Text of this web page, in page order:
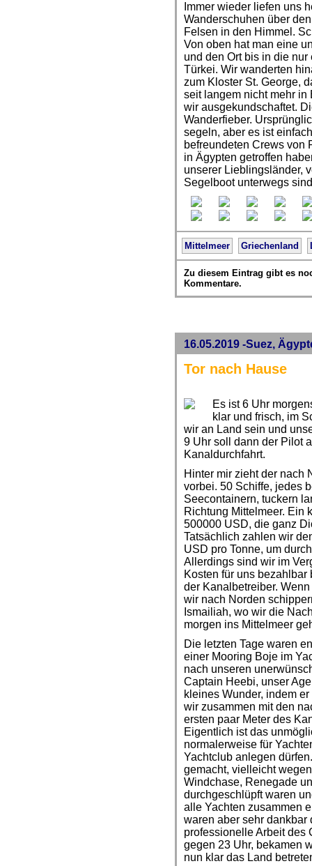
Immer wieder liefen uns
Wanderschuhen über
Felsen in den Himmel.
Von oben hat man eine
und den Ort bis in die
Türkei. Wir wanderten
zum Kloster St. George,
seit langem nicht mehr in
wir ausgekundschaftet.
Wanderfieber.
segeln, aber es ist
befreundeten Crews von
in Ägypten getroffen
unserer Lieblingsländer,
Segelboot unterwegs
Mittelmeer Griechenland
Zu diesem Eintrag gibt es
Kommentare.
16.05.2019 -Suez,
Tor nach Hause
Es ist 6 Uhr
klar und frisch, im
wir an Land sein und
9 Uhr soll dann der Pilot
Kanaldurchfahrt.
Hinter mir zieht der nach
vorbei. 50 Schiffe, jedes
Seecontainern, tuckern
Richtung Mittelmeer. Ein
500000 USD, die ganz
Tatsächlich zahlen wir
USD pro Tonne, um
Allerdings sind wir im
Kosten für uns
der Kanalbetreiber.
wir nach Norden
Ismailiah, wo wir die
morgen ins Mittelmeer
Die letzten Tage waren
einer Mooring Boje im
nach unseren
Captain Heebi, unser
kleines Wunder, indem
wir zusammen mit den
ersten paar Meter des
Eigentlich ist das
normalerweise für
Yachtclub anlegen
gemacht, vielleicht
Windchase, Renegade
durchgeschlüpft waren
alle Yachten zusammen
waren aber sehr
professionelle Arbeit des
gegen 23 Uhr, bekamen
nun klar das Land